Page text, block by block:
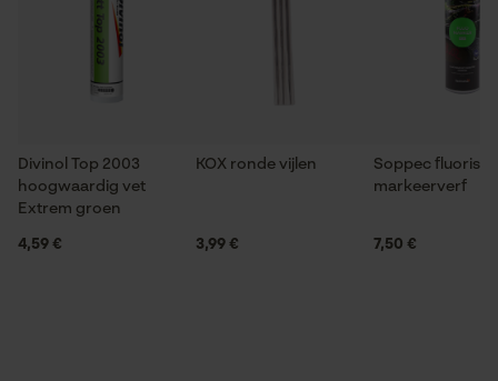
Divinol Top 2003
hoogwaardig vet
Extrem groen
4,59 €
KOX ronde vijlen
3,99 €
Soppec
markeerverf
7,50 €